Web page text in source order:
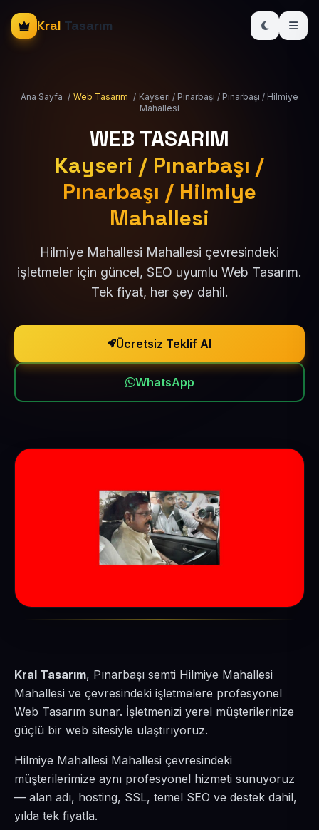
Kral Tasarım
Ana Sayfa / Web Tasarım / Kayseri / Pınarbaşı / Pınarbaşı / Hilmiye
Mahallesi
WEB TASARIM
Kayseri / Pınarbaşı /
Pınarbaşı / Hilmiye
Mahallesi
Hilmiye Mahallesi Mahallesi çevresindeki
işletmeler için güncel, SEO uyumlu Web Tasarım.
Tek fiyat, her şey dahil.
Ücretsiz Teklif Al
WhatsApp
Kral Tasarım, Pınarbaşı semti Hilmiye Mahallesi
Mahallesi ve çevresindeki işletmelere profesyonel
Web Tasarım sunar. İşletmenizi yerel müşterilerinize
güçlü bir web sitesiyle ulaştırıyoruz.
Hilmiye Mahallesi Mahallesi çevresindeki
müşterilerimize aynı profesyonel hizmeti sunuyoruz
— alan adı, hosting, SSL, temel SEO ve destek dahil,
yılda tek fiyatla.